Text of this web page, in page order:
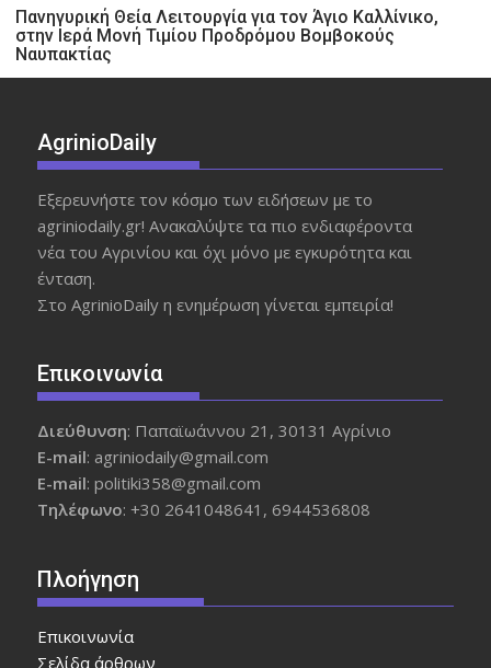
Πανηγυρική Θεία Λειτουργία για τον Άγιο Καλλίνικο,
στην Ιερά Μονή Τιμίου Προδρόμου Βομβοκούς
Ναυπακτίας
AgrinioDaily
Εξερευνήστε τον κόσμο των ειδήσεων με το
agriniodaily.gr! Ανακαλύψτε τα πιο ενδιαφέροντα
νέα του Αγρινίου και όχι μόνο με εγκυρότητα και
ένταση.
Στο AgrinioDaily η ενημέρωση γίνεται εμπειρία!
Επικοινωνία
Διεύθυνση: Παπαϊωάννου 21, 30131 Αγρίνιο
Ε-mail: agriniodaily@gmail.com
Ε-mail: politiki358@gmail.com
Τηλέφωνο: +30 2641048641, 6944536808
Πλοήγηση
Επικοινωνία
Σελίδα άρθρων